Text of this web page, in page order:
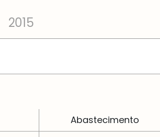
2015
Abastecimento